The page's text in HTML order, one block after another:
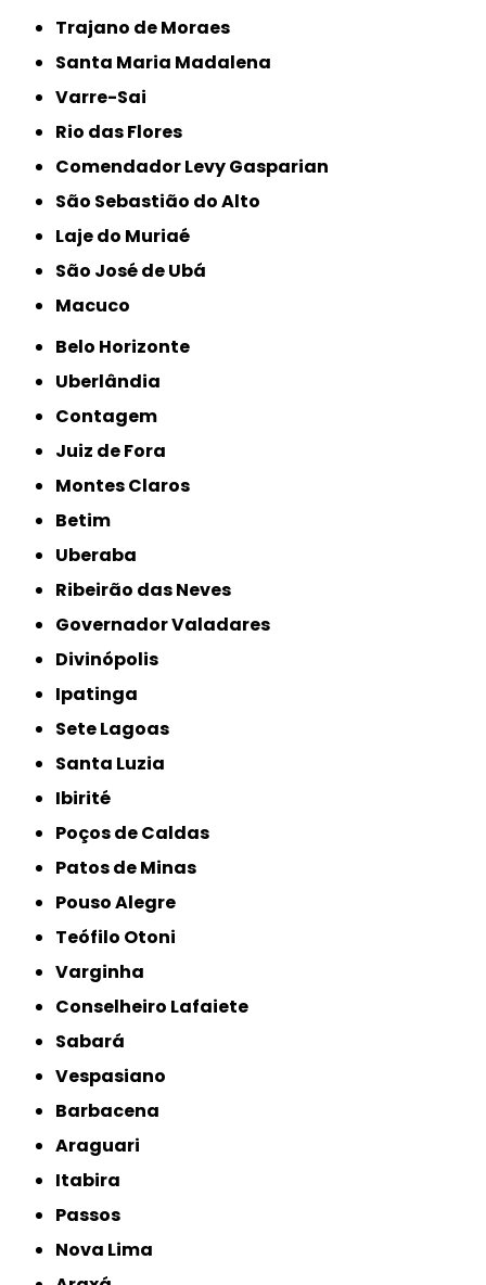
Trajano de Moraes
Santa Maria Madalena
Varre-Sai
Rio das Flores
Comendador Levy Gasparian
São Sebastião do Alto
Laje do Muriaé
São José de Ubá
Macuco
Belo Horizonte
Uberlândia
Contagem
Juiz de Fora
Montes Claros
Betim
Uberaba
Ribeirão das Neves
Governador Valadares
Divinópolis
Ipatinga
Sete Lagoas
Santa Luzia
Ibirité
Poços de Caldas
Patos de Minas
Pouso Alegre
Teófilo Otoni
Varginha
Conselheiro Lafaiete
Sabará
Vespasiano
Barbacena
Araguari
Itabira
Passos
Nova Lima